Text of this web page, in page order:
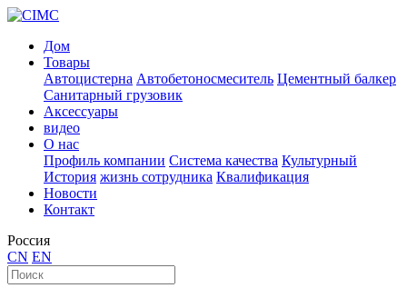
Дом
Товары
Автоцистерна Автобетоносмеситель Цементный балкер
Санитарный грузовик
Аксессуары
видео
О нас
Профиль компании Система качества Культурный
История жизнь сотрудника Квалификация
Новости
Контакт
Россия
CN EN